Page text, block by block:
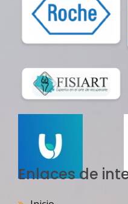
Enlaces de